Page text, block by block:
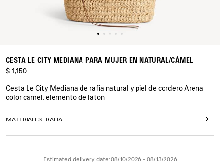
CESTA LE CITY MEDIANA PARA MUJER EN NATURAL/CÁMEL
$ 1,150
Cesta Le City Mediana de rafia natural y piel de cordero Arena
color cámel, elemento de latón
COLORES
MATERIALES : RAFIA
Estimated delivery date: 08/10/2026 - 08/13/2026